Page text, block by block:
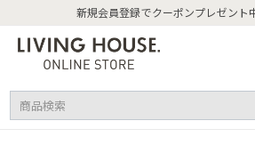
新規会員登録でクーポンプレゼント